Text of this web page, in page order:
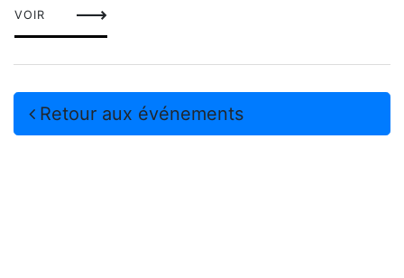
VOIR
Retour aux événements